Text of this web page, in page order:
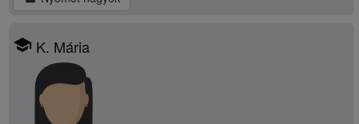
school K. Mária